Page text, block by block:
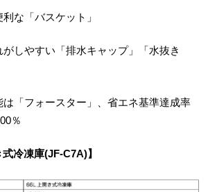
な「バスケット」
しやすい「排水キャップ」「水抜き
「フォースター」、省エネ基準達成率
％
冷凍庫(JF-C7A)】